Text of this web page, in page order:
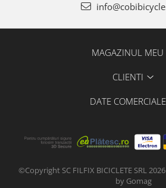
MAGAZINUL MEU
CLIENTI
DATE COMERCIALE
©Copyright SC FILFIX BICICLETE SRL 2026
by Gomag